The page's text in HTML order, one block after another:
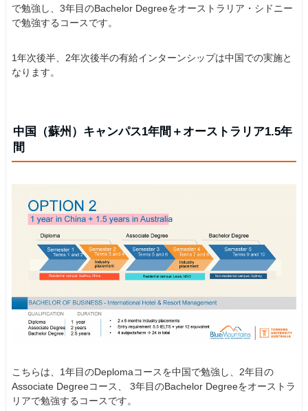
で勉強し、3年目のBachelor Degreeをオーストラリア・シドニー
で勉強するコースです。
1年次後半、2年次後半の有給インターンシップは中国での実施と
なります。
中国（蘇州）キャンパス1年間＋オーストラリア1.5年
間
こちらは、1年目のDeplomaコースを中国で勉強し、2年目の
Associate Degreeコース、 3年目のBachelor Degreeをオーストラ
リアで勉強するコースです。